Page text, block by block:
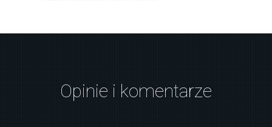
Opinie i komentarze